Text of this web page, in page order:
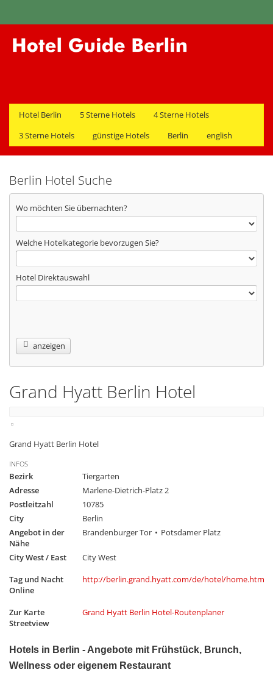
Hotel Berlin 5 Sterne Hotels
4 Sterne Hotels
3 Sterne Hotels
günstige Hotels Berlin english
Berlin Hotel Suche
Wo möchten Sie übernachten?
Welche Hotelkategorie bevorzugen Sie?
Hotel Direktauswahl
anzeigen
Grand Hyatt Berlin Hotel
Grand Hyatt Berlin Hotel
INFOS
Bezirk
Tiergarten
Adresse
Marlene-Dietrich-Platz 2
Postleitzahl
10785
City
Berlin
Angebot in der
Nähe
Brandenburger Tor Potsdamer Platz
City West / East
City West
Tag und Nacht
Online
http://berlin.grand.hyatt.com/de/hotel/home.html
Zur Karte
Streetview
Grand Hyatt Berlin Hotel-Routenplaner
Hotels in Berlin - Angebote mit Frühstück, Brunch,
Wellness oder eigenem Restaurant